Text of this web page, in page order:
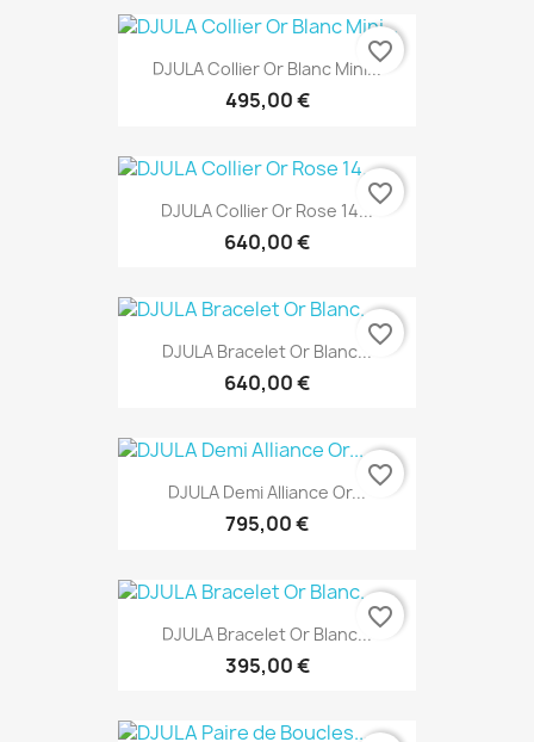
DJULA Collier Or Blanc Mini...
495,00 €
favorite_border
DJULA Collier Or Rose 14...
640,00 €
favorite_border
DJULA Bracelet Or Blanc...
640,00 €
favorite_border
DJULA Demi Alliance Or...
795,00 €
favorite_border
DJULA Bracelet Or Blanc...
395,00 €
favorite_border